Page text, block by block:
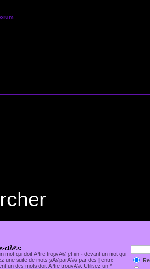
clÃ©s:
mot qui doit Ãªtre trouvÃ© et un- devant un mot qui
une suite de mots sÃ©parÃ©s par des| entre
un des mots doit Ãªtre trouvÃ©. Utilisez un *